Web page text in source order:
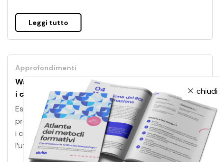
Leggi tutto
Approfondimenti
Watermark e Intelligenza Artificiale: identificare
i contenuti prodotti da IA
Esperti e politici di tutto il mondo stanno
progettando tecniche per identificare e riconoscere
i contenuti generati da IA. Tra queste, la principale è
l’utilizzo di watermark
chiudi